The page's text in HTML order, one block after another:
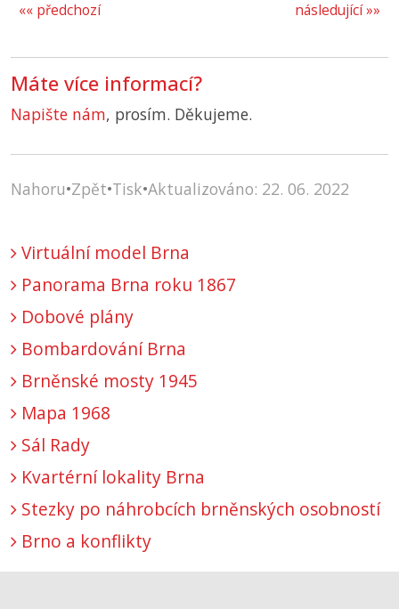
následující »»
«« předchozí
Máte více informací?
Napište nám, prosím. Děkujeme.
Nahoru•Zpět•Tisk•Aktualizováno: 22. 06. 2022
Virtuální model Brna
Panorama Brna roku 1867
Dobové plány
Bombardování Brna
Brněnské mosty 1945
Mapa 1968
Sál Rady
Kvartérní lokality Brna
Stezky po náhrobcích brněnských osobností
Brno a konflikty